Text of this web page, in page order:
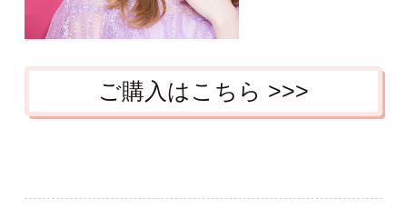
ご購入はこちら >>>